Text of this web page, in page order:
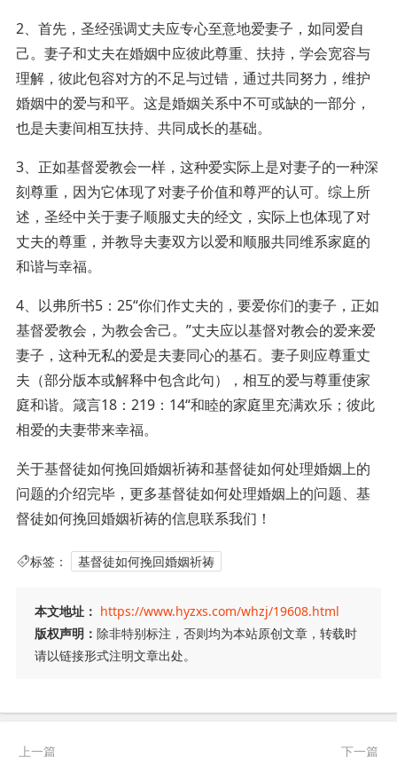
2、首先，圣经强调丈夫应专心至意地爱妻子，如同爱自
己。妻子和丈夫在婚姻中应彼此尊重、扶持，学会宽容与
理解，彼此包容对方的不足与过错，通过共同努力，维护
婚姻中的爱与和平。这是婚姻关系中不可或缺的一部分，
也是夫妻间相互扶持、共同成长的基础。
3、正如基督爱教会一样，这种爱实际上是对妻子的一种深
刻尊重，因为它体现了对妻子价值和尊严的认可。综上所
述，圣经中关于妻子顺服丈夫的经文，实际上也体现了对
丈夫的尊重，并教导夫妻双方以爱和顺服共同维系家庭的
和谐与幸福。
4、以弗所书5：25“你们作丈夫的，要爱你们的妻子，正如
基督爱教会，为教会舍己。”丈夫应以基督对教会的爱来爱
妻子，这种无私的爱是夫妻同心的基石。妻子则应尊重丈
夫（部分版本或解释中包含此句），相互的爱与尊重使家
庭和谐。箴言18：219：14“和睦的家庭里充满欢乐；彼此
相爱的夫妻带来幸福。
关于基督徒如何挽回婚姻祈祷和基督徒如何处理婚姻上的
问题的介绍完毕，更多基督徒如何处理婚姻上的问题、基
督徒如何挽回婚姻祈祷的信息联系我们！
标签： 基督徒如何挽回婚姻祈祷
本文地址： https://www.hyzxs.com/whzj/19608.html
版权声明： 除非特别标注，否则均为本站原创文章，转载时
请以链接形式注明文章出处。
上一篇 下一篇